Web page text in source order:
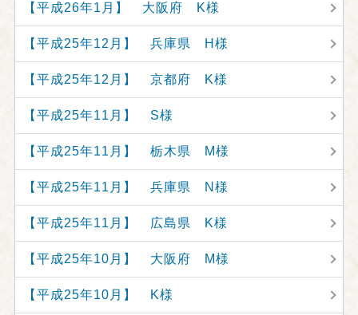
【平成26年1月】 大阪府 K様
【平成25年12月】 兵庫県 H様
【平成25年12月】 京都府 K様
【平成25年11月】 S様
【平成25年11月】 栃木県 M様
【平成25年11月】 兵庫県 N様
【平成25年11月】 広島県 K様
【平成25年10月】 大阪府 M様
【平成25年10月】 K様